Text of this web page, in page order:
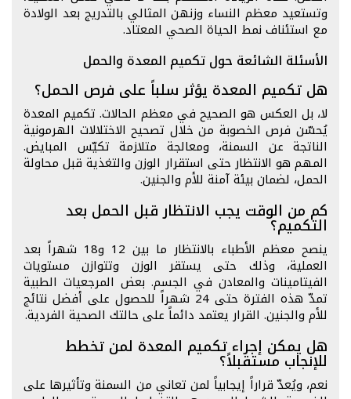
وتستعيد معظم النساء وزنهن المثالي بالتدريج بعد الولادة
مع استئناف نمط الحياة الصحي المعتاد.
الأسئلة الشائعة حول تكميم المعدة والحمل
هل تكميم المعدة يؤثر سلباً على فرص الحمل؟
لا، بل العكس هو الصحيح في معظم الحالات. تكميم المعدة
يُحسّن فرص الخصوبة من خلال تصحيح الاختلالات الهرمونية
الناتجة عن السمنة، ومعالجة متلازمة تكيّس المبايض.
المهم هو الانتظار حتى استقرار الوزن والتغذية قبل محاولة
الحمل، لضمان بيئة آمنة للأم والجنين.
كم من الوقت يجب الانتظار قبل الحمل بعد
التكميم؟
ينصح معظم الأطباء بالانتظار ما بين 12 و18 شهراً بعد
العملية، وذلك حتى يستقر الوزن وتتوازن مستويات
الفيتامينات والمعادن في الجسم. بعض المرجعيات الطبية
تمدّ هذه الفترة حتى 24 شهراً للحصول على أفضل نتائج
للأم والجنين. القرار يعتمد دائماً على حالتك الصحية الفردية.
هل يمكن إجراء تكميم المعدة لمن تخطط
للإنجاب مستقبلاً؟
نعم، ويُعدّ قراراً إيجابياً لمن تعاني من السمنة وتأثيرها على